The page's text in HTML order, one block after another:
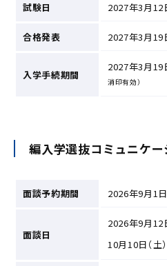
試験日 2027年3月12
合格発表 2027年3月19
入学手続期間
2027年3月19
消印有効）
編入学選抜コミュニケ
面談予約期間 2026年9月1日
面談日
2026年9月12日
10月10日（土）